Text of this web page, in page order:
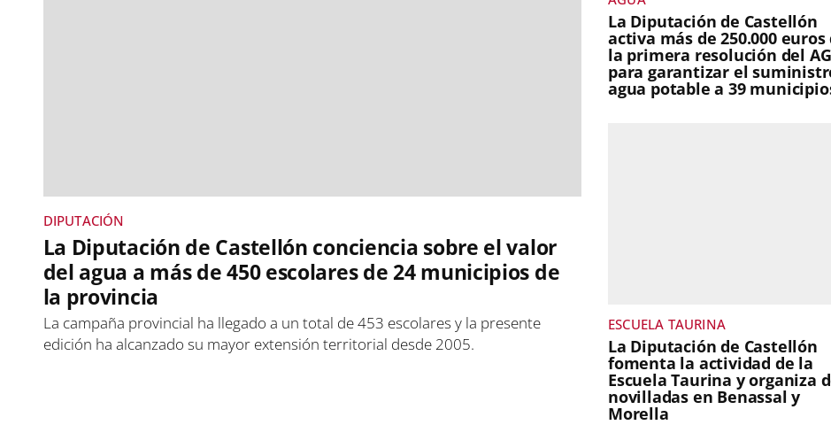
DIPUTACIÓN
La Diputación de Castellón conciencia sobre el valor
del agua a más de 450 escolares de 24 municipios de
la provincia
La campaña provincial ha llegado a un total de 453 escolares y la presente
edición ha alcanzado su mayor extensión territorial desde 2005.
La Diputación de Castellón
activa más de 250.000 euros
la primera resolución del
para garantizar el
agua potable a 39
ESCUELA TAURINA
La Diputación de Castellón
fomenta la actividad de la
Escuela Taurina y organiza
novilladas en Benassal y
Morella